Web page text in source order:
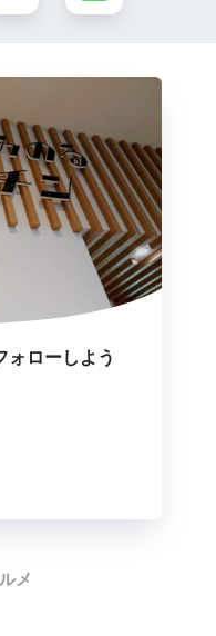
ォローしよう
メ